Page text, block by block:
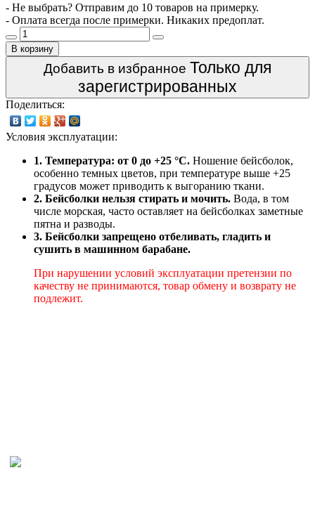
- Не выбрать? Отправим до 10 товаров на примерку.
- Оплата всегда после примерки. Никаких предоплат.
В корзину
Добавить в избранное Только для
зарегистрированных
Поделиться:
Условия эксплуатации:
1. Температура: от 0 до +25 °C. Ношение бейсболок,
особенно темных цветов, при температуре выше +25
градусов может приводить к выгоранию ткани.
2. Бейсболки нельзя стирать и мочить. Вода, в том
числе морская, часто оставляет на бейсболках заметные
пятна и разводы.
3. Бейсболки запрещено отбеливать, гладить и
сушить в машинном барабане.
При нарушении условий эксплуатации претензии по
качеству не принимаются, товар обмену и возврату не
подлежит.